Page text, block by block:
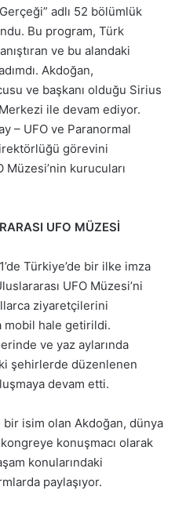
adlı 52 bölümlük
Bu program, Türk
ve bu alandaki
Akdoğan,
ve başkanı olduğu Sirius
ile devam ediyor.
– UFO ve Paranormal
görevini
Müzesi’nin kurucuları
UFO MÜZESİ
Türkiye’de bir ilke imza
UFO Müzesi’ni
ziyaretçilerini
mobil hale getirildi.
ve yaz aylarında
şehirlerde düzenlenen
devam etti.
bir isim olan Akdoğan, dünya
konuşmacı olarak
konularındaki
paylaşıyor.